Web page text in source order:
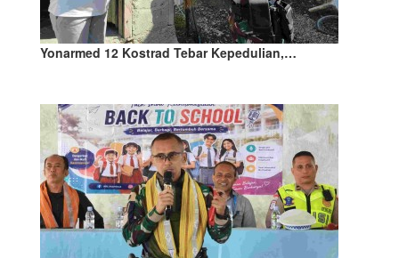
Yonarmed 12 Kostrad Tebar Kepedulian,…